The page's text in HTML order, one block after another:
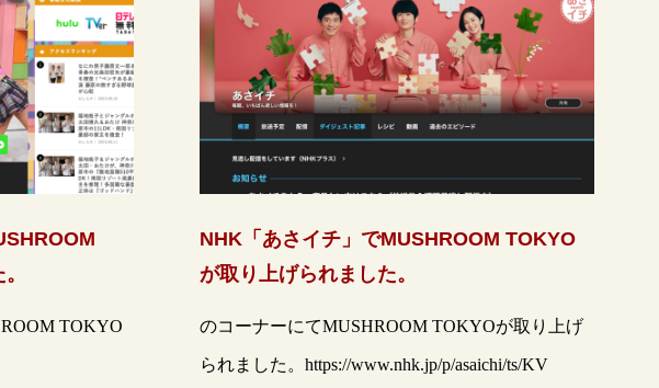
TOKYO
NHK「あさイチ」でMUSHROOM TOKYO
が取り上げられました。
のコーナーにてMUSHROOM TOKYOが取り上げ
られました。https://www.nhk.jp/p/asaichi/ts/KV